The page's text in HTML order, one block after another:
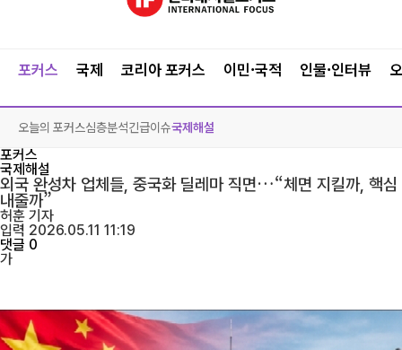
포커스 국제 코리아 포커스 이민·국적 인물·인터뷰
오늘의 포커스심층분석긴급이슈국제해설
포커스
국제해설
외국 완성차 업체들, 중국화 딜레마 직면…“체면 지킬까, 핵심
내줄까”
허훈 기자
입력 2026.05.11 11:19
댓글 0
가